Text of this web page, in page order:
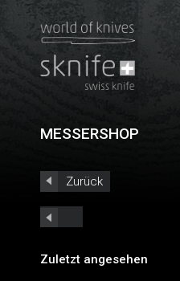
MESSERSHOP
Zurück
Zuletzt angesehen